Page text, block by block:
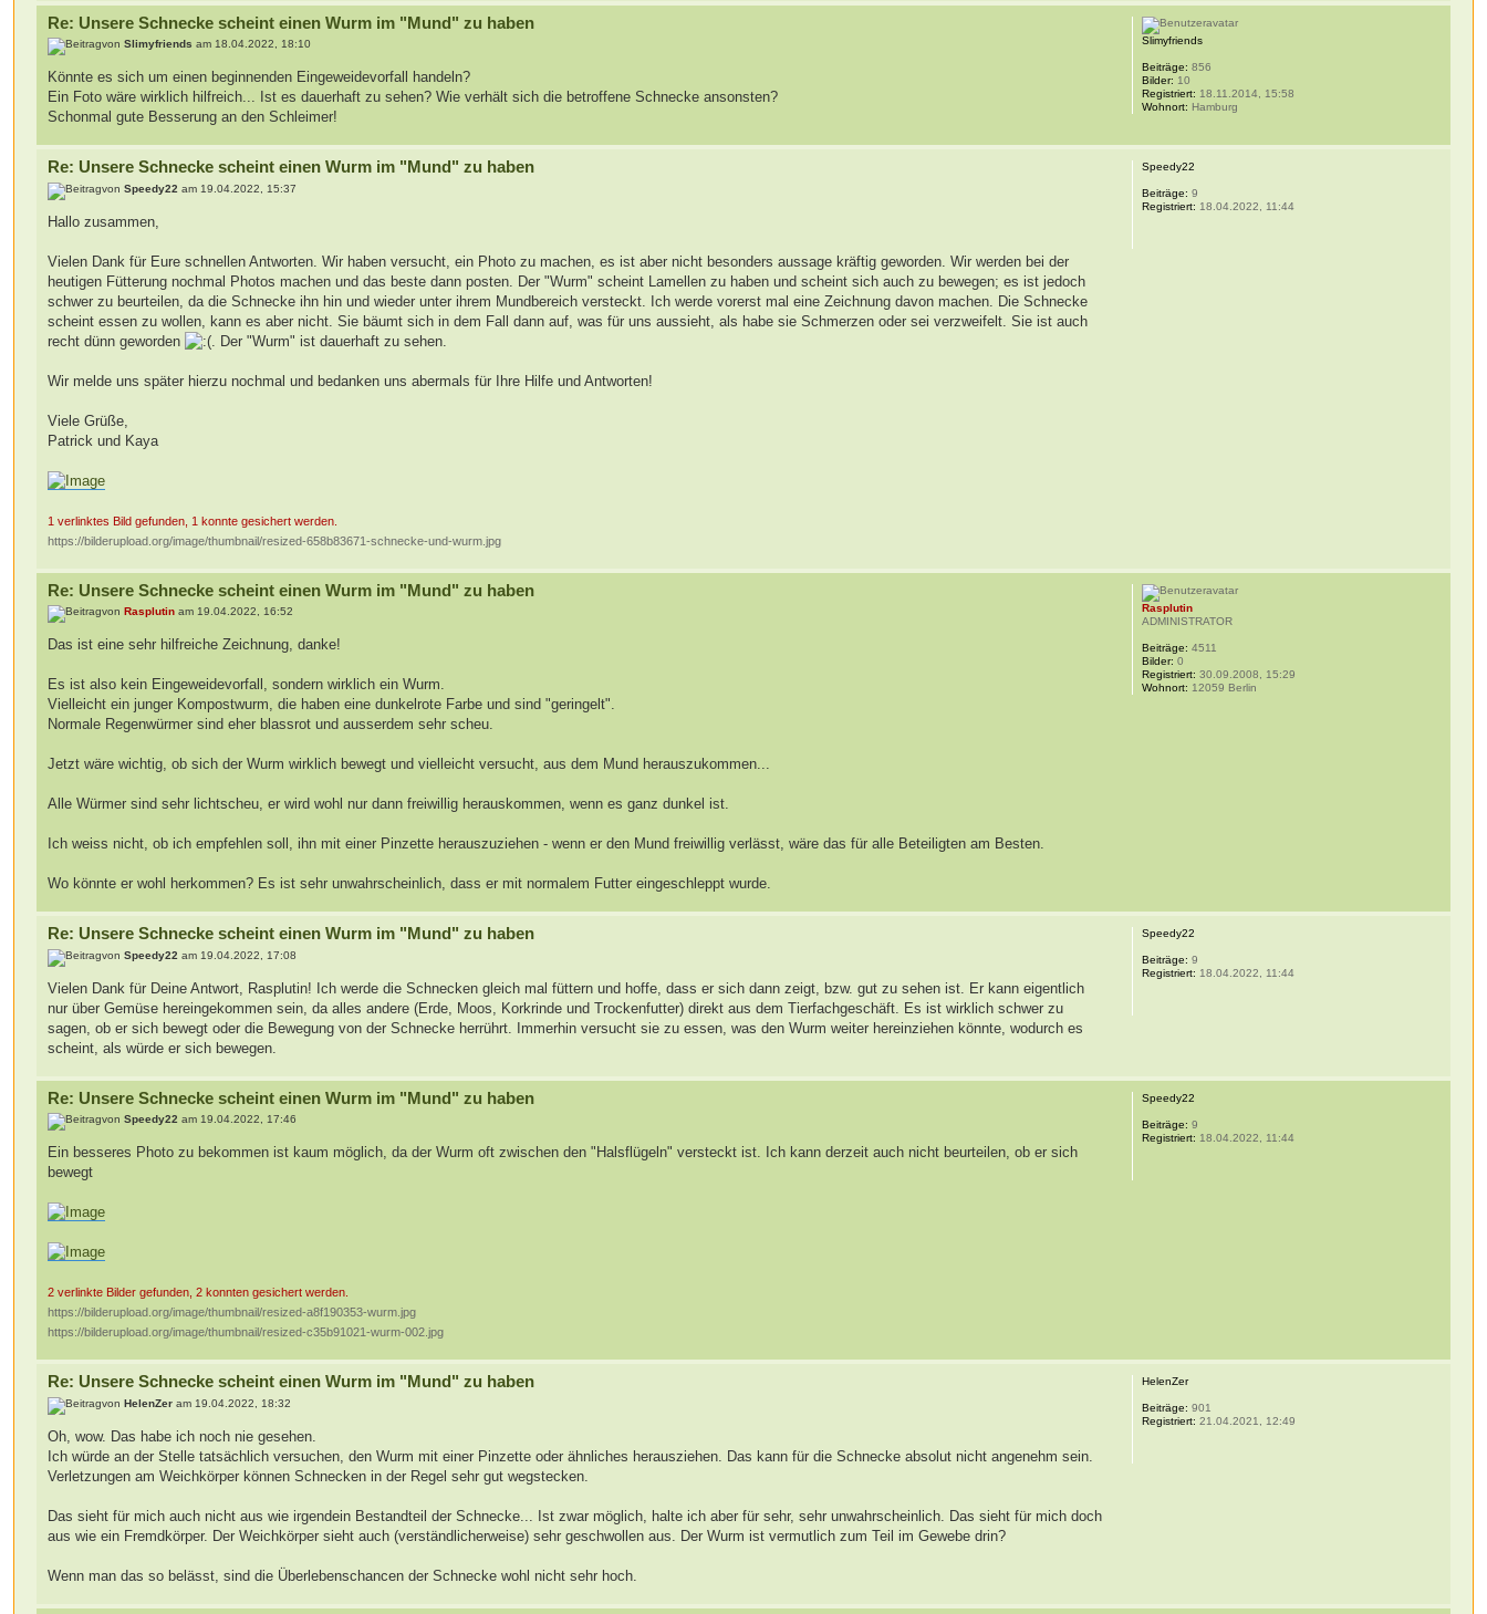
Re: Unsere Schnecke scheint einen Wurm im "Mund" zu haben
vonSlimyfriends am 18.04.2022, 18:10
Könnte es sich um einen beginnenden Eingeweidevorfall handeln?
Ein Foto wäre wirklich hilfreich... Ist es dauerhaft zu sehen? Wie verhält sich die betroffene Schnecke ansonsten?
Schonmal gute Besserung an den Schleimer!
Slimyfriends
Beiträge: 856
Bilder: 10
Registriert: 18.11.2014, 15:58
Wohnort: Hamburg
Re: Unsere Schnecke scheint einen Wurm im "Mund" zu haben
vonSpeedy22 am 19.04.2022, 15:37
Hallo zusammen,
Vielen Dank für Eure schnellen Antworten. Wir haben versucht, ein Photo zu machen, es ist aber nicht besonders aussage kräftig geworden. Wir werden bei der
heutigen Fütterung nochmal Photos machen und das beste dann posten. Der "Wurm" scheint Lamellen zu haben und scheint sich auch zu bewegen; es ist jedoch
schwer zu beurteilen, da die Schnecke ihn hin und wieder unter ihrem Mundbereich versteckt. Ich werde vorerst mal eine Zeichnung davon machen. Die Schnecke
scheint essen zu wollen, kann es aber nicht. Sie bäumt sich in dem Fall dann auf, was für uns aussieht, als habe sie Schmerzen oder sei verzweifelt. Sie ist auch
recht dünn geworden
. Der "Wurm" ist dauerhaft zu sehen.
Wir melde uns später hierzu nochmal und bedanken uns abermals für Ihre Hilfe und Antworten!
Viele Grüße,
Patrick und Kaya
1 verlinktes Bild gefunden, 1 konnte gesichert werden.
https://bilderupload.org/image/thumbnail/resized-658b83671-schnecke-und-wurm.jpg
Speedy22
Beiträge: 9
Registriert: 18.04.2022, 11:44
Re: Unsere Schnecke scheint einen Wurm im "Mund" zu haben
vonRasplutin am 19.04.2022, 16:52
Das ist eine sehr hilfreiche Zeichnung, danke!
Es ist also kein Eingeweidevorfall, sondern wirklich ein Wurm.
Vielleicht ein junger Kompostwurm, die haben eine dunkelrote Farbe und sind "geringelt".
Normale Regenwürmer sind eher blassrot und ausserdem sehr scheu.
Jetzt wäre wichtig, ob sich der Wurm wirklich bewegt und vielleicht versucht, aus dem Mund herauszukommen...
Alle Würmer sind sehr lichtscheu, er wird wohl nur dann freiwillig herauskommen, wenn es ganz dunkel ist.
Ich weiss nicht, ob ich empfehlen soll, ihn mit einer Pinzette herauszuziehen - wenn er den Mund freiwillig verlässt, wäre das für alle Beteiligten am Besten.
Wo könnte er wohl herkommen? Es ist sehr unwahrscheinlich, dass er mit normalem Futter eingeschleppt wurde.
Rasplutin
ADMINISTRATOR
Beiträge: 4511
Bilder: 0
Registriert: 30.09.2008, 15:29
Wohnort: 12059 Berlin
Re: Unsere Schnecke scheint einen Wurm im "Mund" zu haben
vonSpeedy22 am 19.04.2022, 17:08
Vielen Dank für Deine Antwort, Rasplutin! Ich werde die Schnecken gleich mal füttern und hoffe, dass er sich dann zeigt, bzw. gut zu sehen ist. Er kann eigentlich
nur über Gemüse hereingekommen sein, da alles andere (Erde, Moos, Korkrinde und Trockenfutter) direkt aus dem Tierfachgeschäft. Es ist wirklich schwer zu
sagen, ob er sich bewegt oder die Bewegung von der Schnecke herrührt. Immerhin versucht sie zu essen, was den Wurm weiter hereinziehen könnte, wodurch es
scheint, als würde er sich bewegen.
Speedy22
Beiträge: 9
Registriert: 18.04.2022, 11:44
Re: Unsere Schnecke scheint einen Wurm im "Mund" zu haben
vonSpeedy22 am 19.04.2022, 17:46
Ein besseres Photo zu bekommen ist kaum möglich, da der Wurm oft zwischen den "Halsflügeln" versteckt ist. Ich kann derzeit auch nicht beurteilen, ob er sich
bewegt
2 verlinkte Bilder gefunden, 2 konnten gesichert werden.
https://bilderupload.org/image/thumbnail/resized-a8f190353-wurm.jpg
https://bilderupload.org/image/thumbnail/resized-c35b91021-wurm-002.jpg
Speedy22
Beiträge: 9
Registriert: 18.04.2022, 11:44
Re: Unsere Schnecke scheint einen Wurm im "Mund" zu haben
vonHelenZer am 19.04.2022, 18:32
Oh, wow. Das habe ich noch nie gesehen.
Ich würde an der Stelle tatsächlich versuchen, den Wurm mit einer Pinzette oder ähnliches herausziehen. Das kann für die Schnecke absolut nicht angenehm sein.
Verletzungen am Weichkörper können Schnecken in der Regel sehr gut wegstecken.
Das sieht für mich auch nicht aus wie irgendein Bestandteil der Schnecke... Ist zwar möglich, halte ich aber für sehr, sehr unwahrscheinlich. Das sieht für mich doch
aus wie ein Fremdkörper. Der Weichkörper sieht auch (verständlicherweise) sehr geschwollen aus. Der Wurm ist vermutlich zum Teil im Gewebe drin?
Wenn man das so belässt, sind die Überlebenschancen der Schnecke wohl nicht sehr hoch.
HelenZer
Beiträge: 901
Registriert: 21.04.2021, 12:49